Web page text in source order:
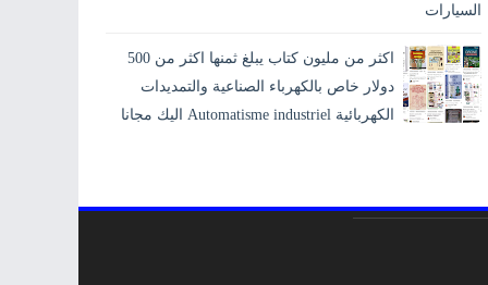
السيارات
اكثر من مليون كتاب يبلغ ثمنها اكثر من 500
دولار خاص بالكهرباء الصناعية والتمديدات
الكهربائية Automatisme industriel اليك مجانا